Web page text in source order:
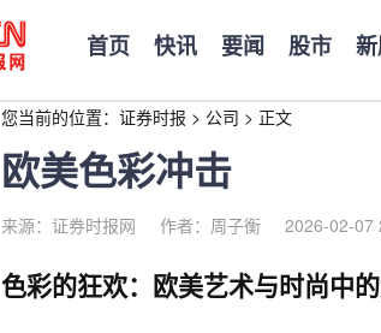
首页 快讯 要闻 股市
您当前的位置： 证券时报 > 公司 > 正文
欧美色彩冲击
来源：证券时报网 作者：周子衡 2026-02-07
色彩的狂欢：欧美艺术与时尚中